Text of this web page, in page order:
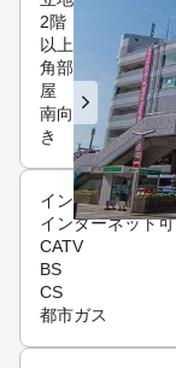
2階
以上
角部
屋
南向
き
インフラ
インターネット可
CATV
BS
CS
都市ガス